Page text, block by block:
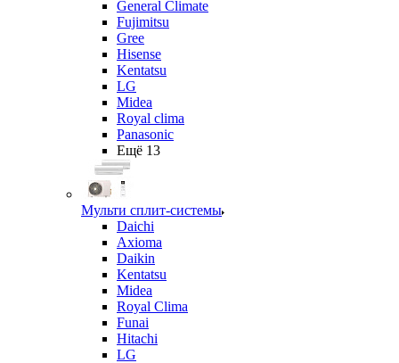
General Climate
Fujimitsu
Gree
Hisense
Kentatsu
LG
Midea
Royal clima
Panasonic
Ещё 13
Мульти сплит-системы
Daichi
Axioma
Daikin
Kentatsu
Midea
Royal Clima
Funai
Hitachi
LG